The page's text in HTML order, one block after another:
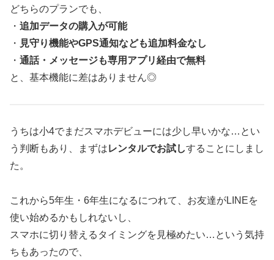
どちらのプランでも、
・ 追加データの購入が可能
・ 見守り機能やGPS通知なども追加料金なし
・ 通話・メッセージも専用アプリ経由で無料
と、基本機能に差はありません◎
うちは小4でまだスマホデビューには少し早いかな…とい
う判断もあり、まずはレンタルでお試しすることにしまし
た。
これから5年生・6年生になるにつれて、お友達がLINEを
使い始めるかもしれないし、
スマホに切り替えるタイミングを見極めたい…という気持
ちもあったので、